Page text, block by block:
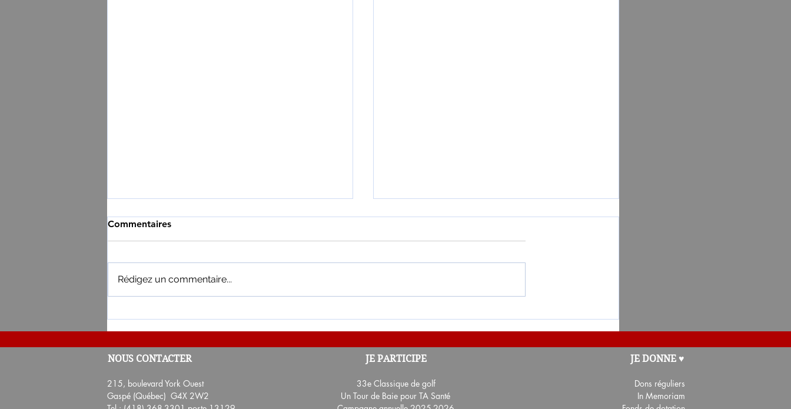
Résultats des 14e et 15e tirages de la
Résultats des 12e et 13e tirages de la
Commentaires
Rédigez un commentaire...
NOUS CONTACTER JE PARTICIPE
215, boulevard York Ouest
33e Classique de golf
Gaspé (Québec) G4X 2W2
Un Tour de Baie pour TA Santé
JE DONNE ♥
Dons réguliers
In Memoriam